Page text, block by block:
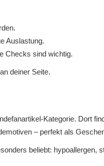
Auslastung.
Checks sind wichtig.
deiner Seite.
Kategorie. Dort
– perfekt als
beliebt: hypoallergen,